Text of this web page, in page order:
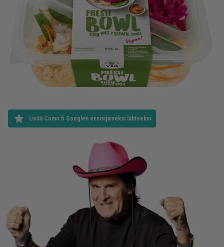
Lisää Como.fi Googlen ensisijaiseksi lähteeksi